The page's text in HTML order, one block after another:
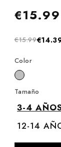
Precio
€15.99
€15.99
Tamaño
3-4
12-14
Color